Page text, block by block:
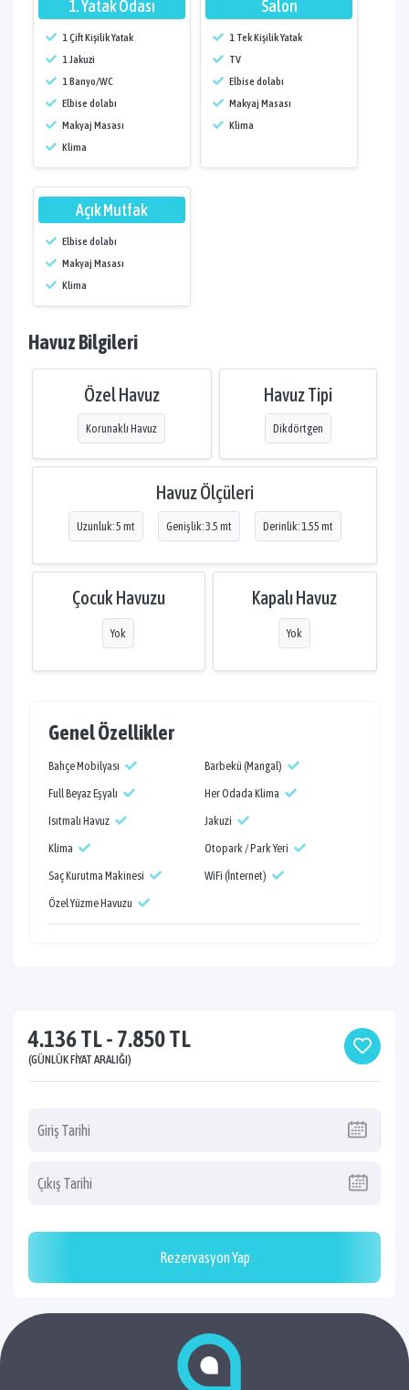
1. Yatak Odası
1 Çift Kişilik Yatak
1 Jakuzi
1 Banyo/WC
Elbise dolabı
Makyaj Masası
Klima
Salon
1 Tek Kişilik Yatak
TV
Elbise dolabı
Makyaj Masası
Klima
Açık Mutfak
Elbise dolabı
Makyaj Masası
Klima
Havuz Bilgileri
Özel Havuz
Korunaklı Havuz
Havuz Tipi
Dikdörtgen
Havuz Ölçüleri
Uzunluk: 5 mt Genişlik: 3.5 mt Derinlik: 1.55 mt
Çocuk Havuzu
Yok
Kapalı Havuz
Yok
Genel Özellikler
Bahçe Mobilyası
Barbekü (Mangal)
Full Beyaz Eşyalı
Her Odada Klima
Isıtmalı Havuz
Jakuzi
Klima
Otopark / Park Yeri
Saç Kurutma Makinesi
WiFi (İnternet)
Özel Yüzme Havuzu
4.136 TL - 7.850 TL
(GÜNLÜK FIYAT ARALIĞI)
Rezervasyon Yap